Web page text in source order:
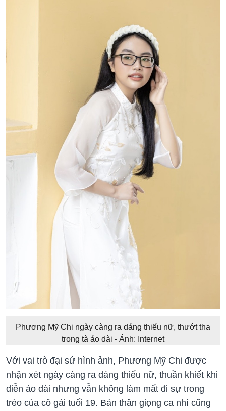
Phương Mỹ Chi ngày càng ra dáng thiếu nữ, thướt tha
trong tà áo dài - Ảnh: Internet
Với vai trò đại sứ hình ảnh, Phương Mỹ Chi được
nhận xét ngày càng ra dáng thiếu nữ, thuần khiết khi
diễn áo dài nhưng vẫn không làm mất đi sự trong
trẻo của cô gái tuổi 19. Bản thân giọng ca nhí cũng